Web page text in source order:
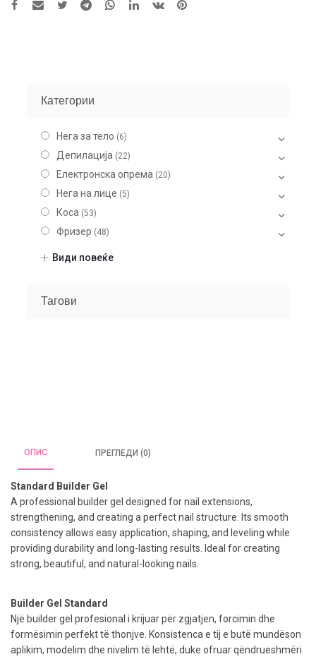
Категории
Нега за тело (6)
Депилација (22)
Електронска опрема (20)
Нега на лице (5)
Коса (53)
Фризер (48)
Шминка (20)
Manicure accessories
Види повеќе
Тагови
ОПИС ПРЕГЛЕДИ (0)
Standard Builder Gel
A professional builder gel designed for nail extensions,
strengthening, and creating a perfect nail structure. Its smooth
consistency allows easy application, shaping, and leveling while
providing durability and long-lasting results. Ideal for creating
strong, beautiful, and natural-looking nails.
Builder Gel Standard
Një builder gel profesional i krijuar për zgjatjen, forcimin dhe
formësimin perfekt të thonjve. Konsistenca e tij e butë mundëson
aplikim, modelim dhe nivelim të lehtë, duke ofruar qëndrueshmëri